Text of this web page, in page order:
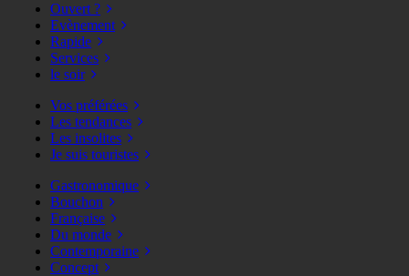
Ouvert ?
Evènement
Rapide
Services
le soir
Vos préférées
Les tendances
Les insolites
Je suis touristes
Gastronomique
Bouchon
Française
Du monde
Contemporaine
Concept